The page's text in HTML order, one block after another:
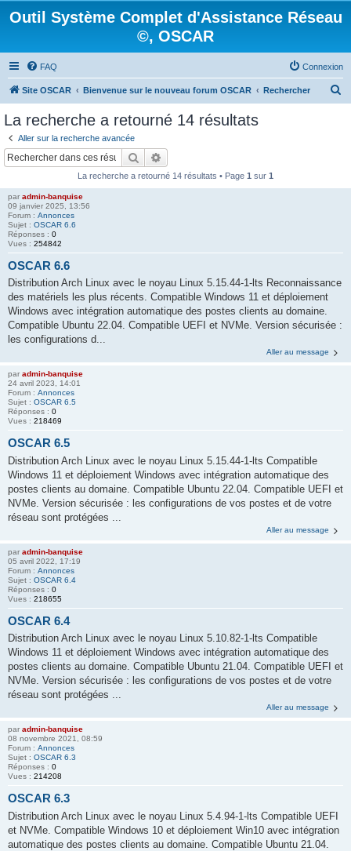
Outil Système Complet d'Assistance Réseau
©, OSCAR
FAQ Connexion
Site OSCAR Bienvenue sur le nouveau forum OSCAR Rechercher
La recherche a retourné 14 résultats
Aller sur la recherche avancée
Rechercher
La recherche a retourné 14 résultats • Page 1 sur 1
par admin-banquise
09 janvier 2025, 13:56
Forum : Annonces
Sujet : OSCAR 6.6
Réponses : 0
Vues : 254842
OSCAR 6.6
Distribution Arch Linux avec le noyau Linux 5.15.44-1-lts Reconnaissance
des matériels les plus récents. Compatible Windows 11 et déploiement
Windows avec intégration automatique des postes clients au domaine.
Compatible Ubuntu 22.04. Compatible UEFI et NVMe. Version sécurisée :
les configurations d...
Aller au message
par admin-banquise
24 avril 2023, 14:01
Forum : Annonces
Sujet : OSCAR 6.5
Réponses : 0
Vues : 218469
OSCAR 6.5
Distribution Arch Linux avec le noyau Linux 5.15.44-1-lts Compatible
Windows 11 et déploiement Windows avec intégration automatique des
postes clients au domaine. Compatible Ubuntu 22.04. Compatible UEFI et
NVMe. Version sécurisée : les configurations de vos postes et de votre
réseau sont protégées ...
Aller au message
par admin-banquise
05 avril 2022, 17:19
Forum : Annonces
Sujet : OSCAR 6.4
Réponses : 0
Vues : 218655
OSCAR 6.4
Distribution Arch Linux avec le noyau Linux 5.10.82-1-lts Compatible
Windows 11 et déploiement Windows avec intégration automatique des
postes clients au domaine. Compatible Ubuntu 21.04. Compatible UEFI et
NVMe. Version sécurisée : les configurations de vos postes et de votre
réseau sont protégées ...
Aller au message
par admin-banquise
08 novembre 2021, 08:59
Forum : Annonces
Sujet : OSCAR 6.3
Réponses : 0
Vues : 214208
OSCAR 6.3
Distribution Arch Linux avec le noyau Linux 5.4.94-1-lts Compatible UEFI
et NVMe. Compatible Windows 10 et déploiement Win10 avec intégration
automatique des postes clients au domaine. Compatible Ubuntu 21.04.